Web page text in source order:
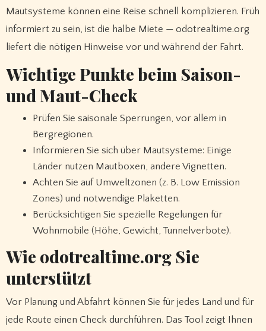
Mautsysteme können eine Reise schnell komplizieren. Früh
informiert zu sein, ist die halbe Miete — odotrealtime.org
liefert die nötigen Hinweise vor und während der Fahrt.
Wichtige Punkte beim Saison-
und Maut-Check
Prüfen Sie saisonale Sperrungen, vor allem in
Bergregionen.
Informieren Sie sich über Mautsysteme: Einige
Länder nutzen Mautboxen, andere Vignetten.
Achten Sie auf Umweltzonen (z. B. Low Emission
Zones) und notwendige Plaketten.
Berücksichtigen Sie spezielle Regelungen für
Wohnmobile (Höhe, Gewicht, Tunnelverbote).
Wie odotrealtime.org Sie
unterstützt
Vor Planung und Abfahrt können Sie für jedes Land und für
jede Route einen Check durchführen. Das Tool zeigt Ihnen